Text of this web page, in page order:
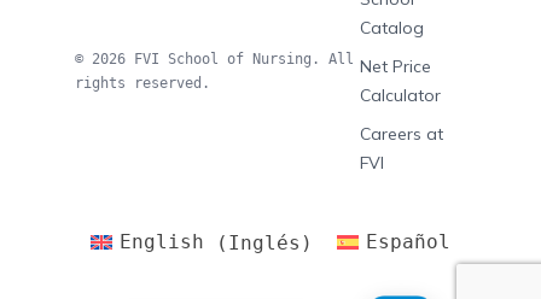
© 2026 FVI School of Nursing. All
rights reserved.
Catalog
Net Price
Calculator
Careers at
FVI
English ( Inglés ) Español